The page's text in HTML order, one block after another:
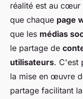
réalité est au cœur
que chaque page
que les médias
le partage de
utilisateurs. C'est
la mise en œuvre
partage facilitant